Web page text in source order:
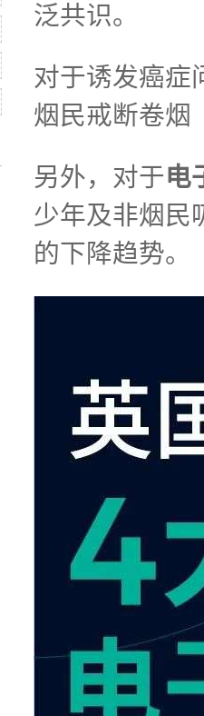
泛共识。
对于诱发癌症
烟民戒断卷烟
另外，对于电
少年及非烟民
的下降趋势。